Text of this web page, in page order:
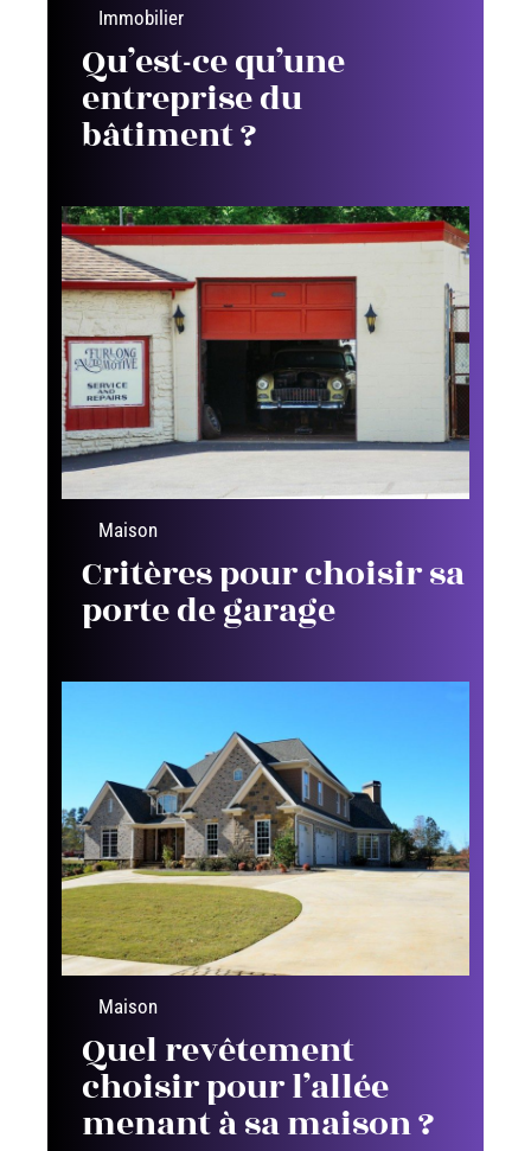
Immobilier
Qu’est-ce qu’une
entreprise du
bâtiment ?
Maison
Critères pour choisir sa
porte de garage
Maison
Quel revêtement
choisir pour l’allée
menant à sa maison ?